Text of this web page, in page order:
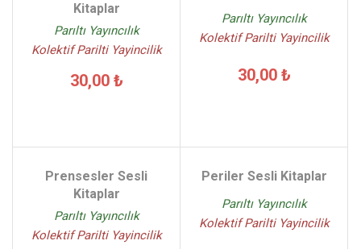
Kitaplar
Parıltı Yayıncılık
Kolektif Parilti Yayincilik
30,00 ₺
Parıltı Yayıncılık
Kolektif Parilti Yayincilik
30,00 ₺
Prensesler Sesli
Kitaplar
Parıltı Yayıncılık
Kolektif Parilti Yayincilik
Periler Sesli Kitaplar
Parıltı Yayıncılık
Kolektif Parilti Yayincilik